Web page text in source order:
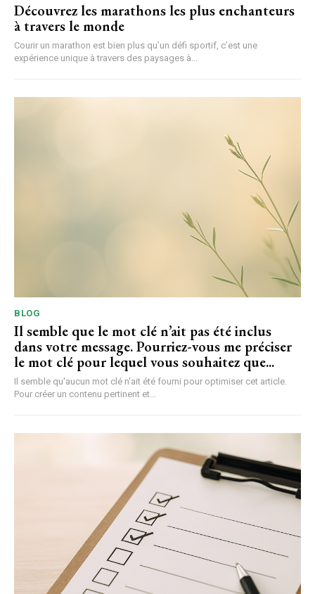
Découvrez les marathons les plus enchanteurs
à travers le monde
Courir un marathon est bien plus qu’un défi sportif, c’est une
expérience unique à travers des paysages à...
BLOG
Il semble que le mot clé n’ait pas été inclus
dans votre message. Pourriez-vous me préciser
le mot clé pour lequel vous souhaitez que...
Il semble qu'aucun mot clé n'ait été fourni pour optimiser cet article.
Pour créer un contenu pertinent et...